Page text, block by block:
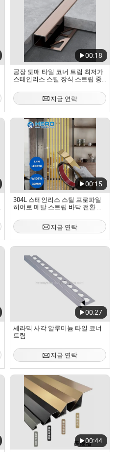
00:18
공장 도매 타일 코너 트림 최저가
스테인리스 스틸 장식 스트립 중
일 트림
지금 연락
00:15
304L 스테인리스 스틸 프로파일
히어로 메탈 스트립 바닥 전환 거
지 평면 코너 트림
지금 연락
00:27
세라믹 사각 알루미늄 타일 코너
트림
지금 연락
00:44